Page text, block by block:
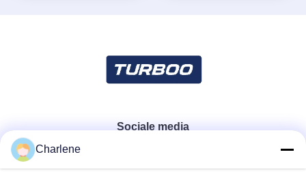
Sociale media
Charlene